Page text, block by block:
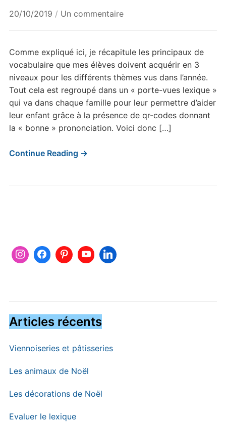
20/10/2019 / Un commentairesur
vues
« lexique »
:
matériel
et
mobilier
scolaires
Comme expliqué ici, je récapitule les principaux de
vocabulaire que mes élèves doivent acquérir en 3
niveaux pour les différents thèmes vus dans l’année.
Tout cela est regroupé dans un « porte-vues lexique »
qui va dans chaque famille pour leur permettre d’aider
leur enfant grâce à la présence de qr-codes donnant
la « bonne » prononciation. Voici donc […]
Continue Reading →
Articles récents
Viennoiseries et pâtisseries
Les animaux de Noël
Les décorations de Noël
Evaluer le lexique